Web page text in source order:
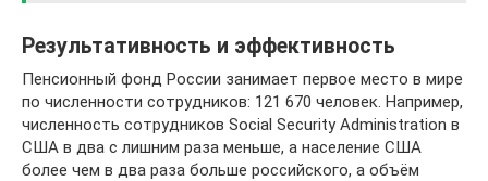
Результативность и эффективность
Пенсионный фонд России занимает первое место в мире
по численности сотрудников: 121 670 человек. Например,
численность сотрудников Social Security Administration в
США в два с лишним раза меньше, а население США
более чем в два раза больше российского, а объём